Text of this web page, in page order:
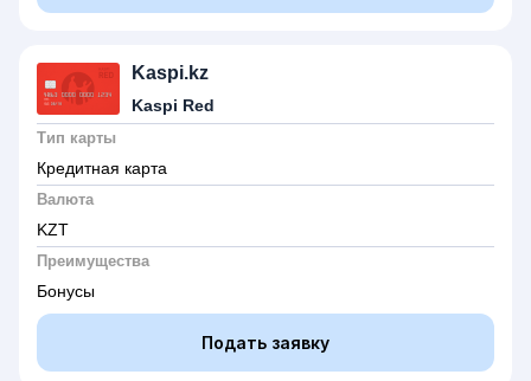
Kaspi.kz
Kaspi Red
Тип карты
Кредитная карта
Валюта
KZT
Преимущества
Бонусы
Подать заявку